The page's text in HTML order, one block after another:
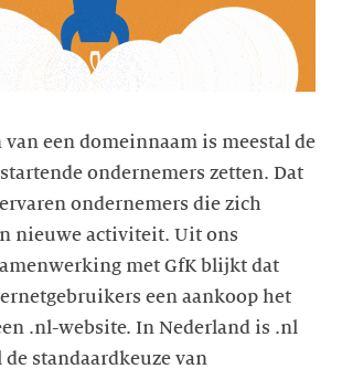
een domeinnaam is meestal de
ondernemers zetten. Dat
ondernemers die zich
nieuwe activiteit. Uit ons
met GfK blijkt dat
een aankoop het
.nl-website. In Nederland is .nl
standaardkeuze van